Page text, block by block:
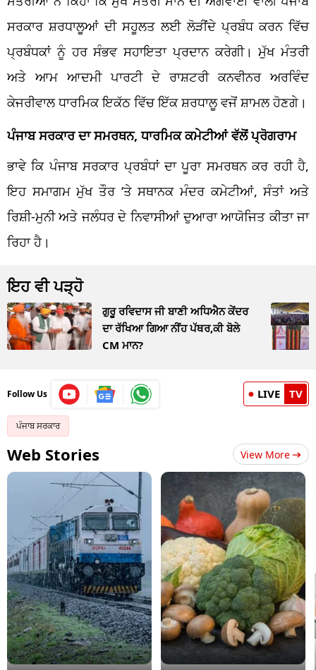
ਸਰਕਾਰ ਸ਼ਰਧਾਲੂਆਂ ਦੀ ਸਹੂਲਤ ਲਈ ਲੋੜੀਂਦੇ ਪ੍ਰਬੰਧ ਕਰਨ ਵਿੱਚ
ਪ੍ਰਬੰਧਕਾਂ ਨੂੰ ਹਰ ਸੰਭਵ ਸਹਾਇਤਾ ਪ੍ਰਦਾਨ ਕਰੇਗੀ। ਮੁੱਖ ਮੰਤਰੀ
ਅਤੇ ਆਮ ਆਦਮੀ ਪਾਰਟੀ ਦੇ ਰਾਸ਼ਟਰੀ ਕਨਵੀਨਰ ਅਰਵਿੰਦ
ਕੇਜਰੀਵਾਲ ਧਾਰਮਿਕ ਇਕੱਠ ਵਿੱਚ ਇੱਕ ਸ਼ਰਧਾਲੂ ਵਜੋਂ ਸ਼ਾਮਲ ਹੋਣਗੇ।
ਪੰਜਾਬ ਸਰਕਾਰ ਦਾ ਸਮਰਥਨ, ਧਾਰਮਿਕ ਕਮੇਟੀਆਂ ਵੱਲੋਂ ਪ੍ਰੋਗਰਾਮ
ਭਾਵੇ ਕਿ ਪੰਜਾਬ ਸਰਕਾਰ ਪ੍ਰਬੰਧਾਂ ਦਾ ਪੂਰਾ ਸਮਰਥਨ ਕਰ ਰਹੀ ਹੈ,
ਇਹ ਸਮਾਗਮ ਮੁੱਖ ਤੌਰ ‘ਤੇ ਸਥਾਨਕ ਮੰਦਰ ਕਮੇਟੀਆਂ, ਸੰਤਾਂ ਅਤੇ
ਰਿਸ਼ੀ-ਮੁਨੀ ਅਤੇ ਜਲੰਧਰ ਦੇ ਨਿਵਾਸੀਆਂ ਦੁਆਰਾ ਆਯੋਜਿਤ ਕੀਤਾ ਜਾ
ਰਿਹਾ ਹੈ।
ਇਹ ਵੀ ਪੜ੍ਹੋ
ਗੁਰੂ ਰਵਿਦਾਸ ਜੀ ਬਾਣੀ ਅਧਿਐਨ ਕੇਂਦਰ
ਦਾ ਰੱਖਿਆ ਗਿਆ ਨੀਂਹ ਪੱਥਰ,ਕੀ ਬੋਲੇ
CM ਮਾਨ?
Follow Us LIVE TV
ਪੰਜਾਬ ਸਰਕਾਰ
Web Stories View More